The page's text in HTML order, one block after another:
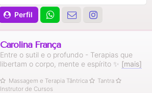
Perfil
Carolina França
Entre o sutil e o profundo - Terapias que
libertam o corpo, mente e espírito ✨️ [mais]
Massagem e Terapia Tântrica
Tantra
Instrutor de Cursos